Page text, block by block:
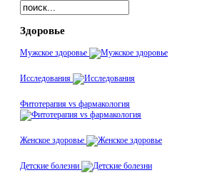
Здоровье
Мужское здоровье
Исследования
Фитотерапия vs фармакология
Женское здоровье
Детские болезни